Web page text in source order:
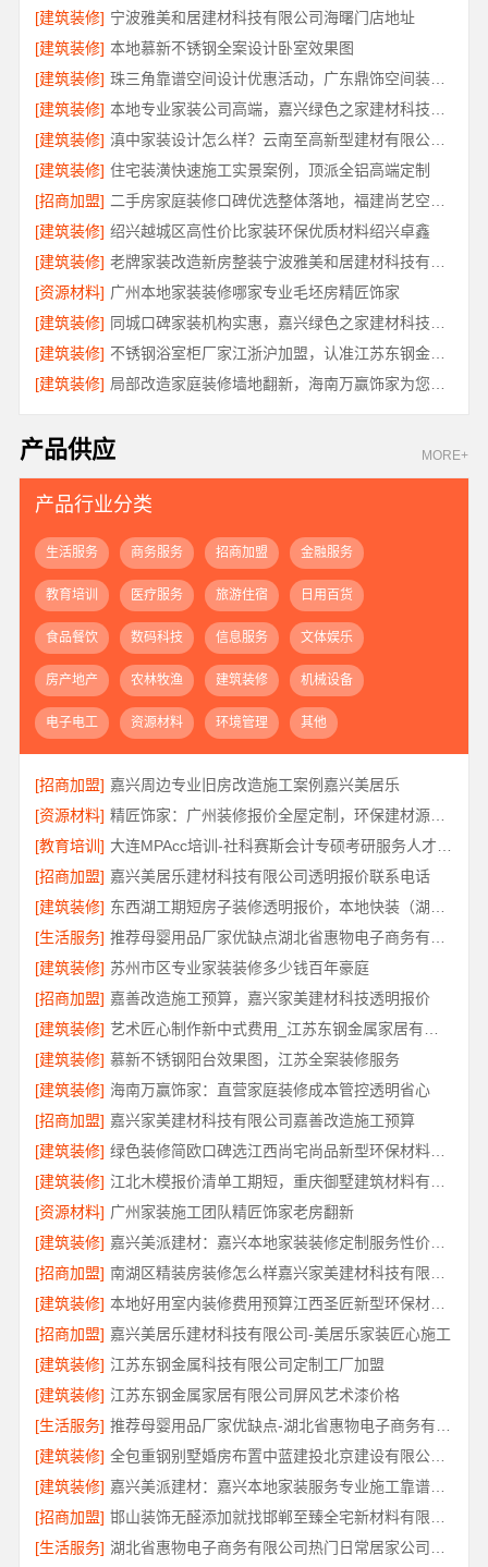
[建筑装修] 宁波雅美和居建材科技有限公司海曙门店地址
[建筑装修] 本地慕新不锈钢全案设计卧室效果图
[建筑装修]
珠三角靠谱空间设计优惠活动，广东鼎饰空间装饰工程有限公司
[建筑装修]
[建筑装修]
滇中家装设计怎么样？云南至高新型建材有限公司专业靠谱
[建筑装修] 住宅装潢快速施工实景案例，顶派全铝高端定制
[招商加盟]
[建筑装修] 绍兴越城区高性价比家装环保优质材料绍兴卓鑫
[建筑装修]
[资源材料] 广州本地家装装修哪家专业毛坯房精匠饰家
[建筑装修]
[建筑装修]
不锈钢浴室柜厂家江浙沪加盟，认准江苏东钢金属科技有限公司
[建筑装修]
产品供应 MORE+
产品行业分类
生活服务 商务服务 招商加盟 金融服务
教育培训 医疗服务 旅游住宿 日用百货
食品餐饮 数码科技 信息服务 文体娱乐
房产地产 农林牧渔 建筑装修 机械设备
电子电工 资源材料 环境管理 其他
[招商加盟] 嘉兴周边专业旧房改造施工案例嘉兴美居乐
[资源材料]
精匠饰家：广州装修报价全屋定制，环保建材源头管控
[教育培训]
[招商加盟] 嘉兴美居乐建材科技有限公司透明报价联系电话
[建筑装修]
[生活服务]
[建筑装修] 苏州市区专业家装装修多少钱百年豪庭
[招商加盟] 嘉善改造施工预算，嘉兴家美建材科技透明报价
[建筑装修]
[建筑装修] 慕新不锈钢阳台效果图，江苏全案装修服务
[建筑装修] 海南万赢饰家：直营家庭装修成本管控透明省心
[招商加盟] 嘉兴家美建材科技有限公司嘉善改造施工预算
[建筑装修]
绿色装修简欧口碑选江西尚宅尚品新型环保材料有限公司
[建筑装修]
[资源材料] 广州家装施工团队精匠饰家老房翻新
[建筑装修]
嘉兴美派建材：嘉兴本地家装装修定制服务性价比高
[招商加盟]
[建筑装修]
本地好用室内装修费用预算江西圣匠新型环保材料有限公司
[招商加盟] 嘉兴美居乐建材科技有限公司-美居乐家装匠心施工
[建筑装修] 江苏东钢金属科技有限公司定制工厂加盟
[建筑装修] 江苏东钢金属家居有限公司屏风艺术漆价格
[生活服务]
[建筑装修]
全包重钢别墅婚房布置中蓝建投北京建设有限公司四川
[建筑装修]
嘉兴美派建材：嘉兴本地家装服务专业施工靠谱商家
[招商加盟]
[生活服务]